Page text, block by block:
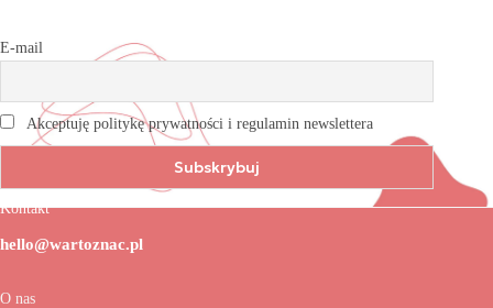
E-mail
Akceptuję politykę prywatności i regulamin newslettera
Kontakt
hello@wartoznac.pl
O nas